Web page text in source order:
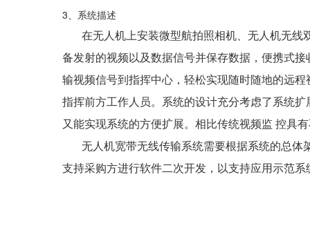
3、系统描述
在无人机上安装微型航拍照相机、无人机无线
备发射的视频以及数据信号并保存数据，便携式
输视频信号到指挥中心，轻松实现随时随地的远
指挥前方工作人员。系统的设计充分考虑了系统
又能实现系统的方便扩展。相比传统视频监 控具
无人机宽带无线传输系统需要根据系统的总体
支持采购方进行软件二次开发，以支持应用示范